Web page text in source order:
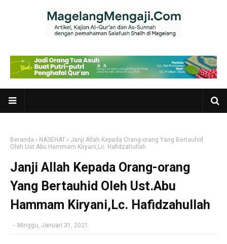
Beranda NASEHAT
Janji Allah Kepada Orang-orang Yang Bertauhid
Oleh Ust.Abu Hammam Kiryani,Lc. Hafidzahullah
Janji Allah Kepada Orang-orang
Yang Bertauhid Oleh Ust.Abu
Hammam Kiryani,Lc. Hafidzahullah
- Minggu, Januari 31, 2021